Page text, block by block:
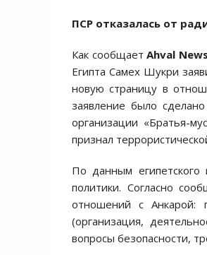
ПСР отказалась от
Как сообщает Ahval News
Египта Самех Шукри
новую страницу в
заявление было
организации «Братья-
признал
По данным египетского
политики. Согласно
отношений с Анкарой:
(организация,
вопросы безопасности,